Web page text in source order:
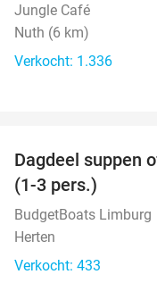
Jungle Café
Nuth (6 km)
Verkocht: 1.336
Dagdeel suppen
(1-3 pers.)
BudgetBoats Limburg
Herten
Verkocht: 433